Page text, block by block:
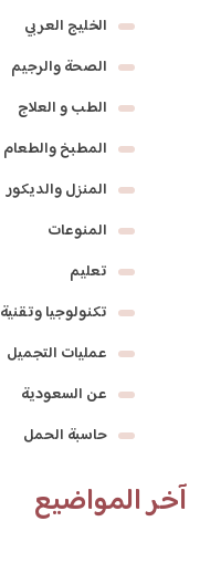
الخليج العربي
الصحة والرجيم
الطب و العلاج
المطبخ والطعام
المنزل والديكور
المنوعات
تعليم
تكنولوجيا وتقنية
عمليات التجميل
عن السعودية
حاسبة الحمل
آخر المواضيع